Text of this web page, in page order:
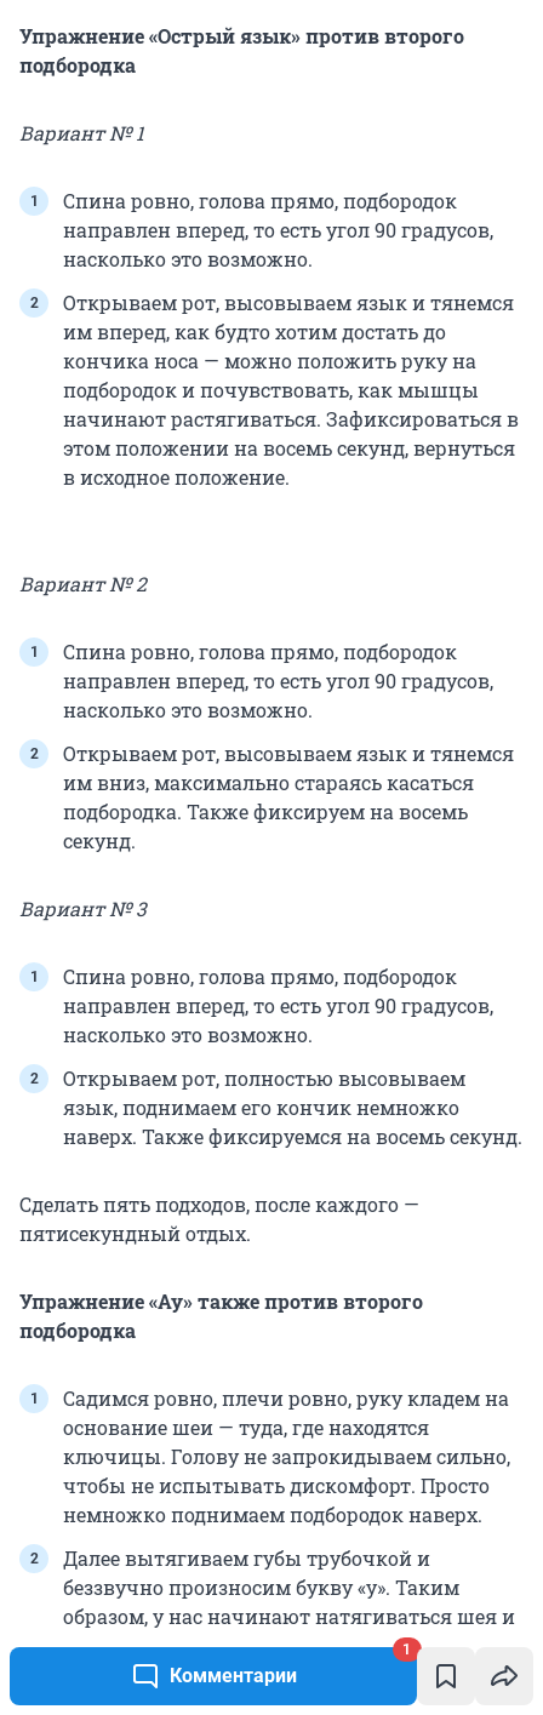
Комментарии
1
Упражнение «Острый язык» против второго
подбородка
Вариант № 1
Спина ровно, голова прямо, подбородок
направлен вперед, то есть угол 90 градусов,
насколько это возможно.
Открываем рот, высовываем язык и тянемся
им вперед, как будто хотим достать до
кончика носа — можно положить руку на
подбородок и почувствовать, как мышцы
начинают растягиваться. Зафиксироваться в
этом положении на восемь секунд, вернуться
в исходное положение.
Вариант № 2
Спина ровно, голова прямо, подбородок
направлен вперед, то есть угол 90 градусов,
насколько это возможно.
Открываем рот, высовываем язык и тянемся
им вниз, максимально стараясь касаться
подбородка. Также фиксируем на восемь
секунд.
Вариант № 3
Спина ровно, голова прямо, подбородок
направлен вперед, то есть угол 90 градусов,
насколько это возможно.
Открываем рот, полностью высовываем
язык, поднимаем его кончик немножко
наверх. Также фиксируемся на восемь секунд.
Сделать пять подходов, после каждого —
пятисекундный отдых.
Упражнение «Ау» также против второго
подбородка
Садимся ровно, плечи ровно, руку кладем на
основание шеи — туда, где находятся
ключицы. Голову не запрокидываем сильно,
чтобы не испытывать дискомфорт. Просто
немножко поднимаем подбородок наверх.
Далее вытягиваем губы трубочкой и
беззвучно произносим букву «у». Таким
образом, у нас начинают натягиваться шея и
зона подбородка. Задерживаемся на три
секунды.